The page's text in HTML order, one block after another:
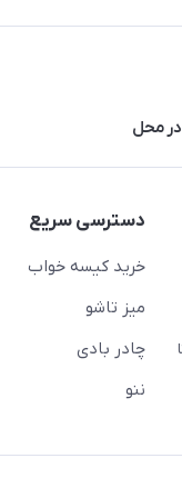
محل
ساعت 10 تا
دسترسی سریع
خرید کیسه خواب
میز تاشو
چادر بادی
ننو